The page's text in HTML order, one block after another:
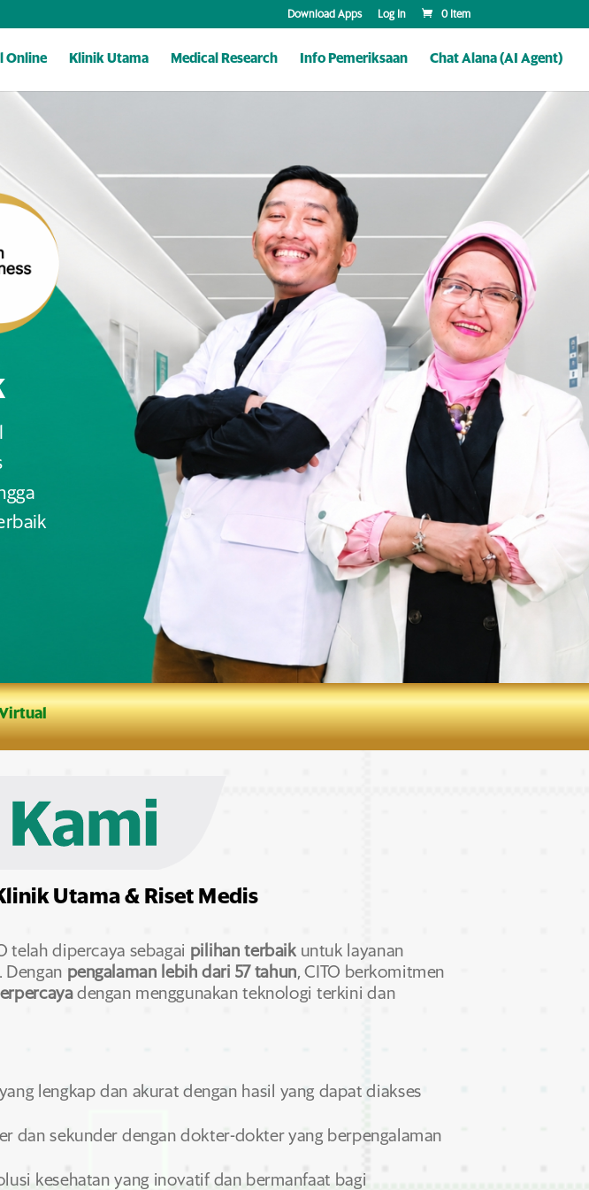
Download Apps Log In 0 Item
Online Klinik Utama Medical Research Info Pemeriksaan Chat Alana (AI Agent)
Utama & Riset Medis
telah dipercaya sebagai pilihan terbaik untuk layanan
Dengan pengalaman lebih dari 57 tahun, CITO berkomitmen
dengan menggunakan teknologi terkini dan
lengkap dan akurat dengan hasil yang dapat diakses
dan sekunder dengan dokter-dokter yang berpengalaman
kesehatan yang inovatif dan bermanfaat bagi